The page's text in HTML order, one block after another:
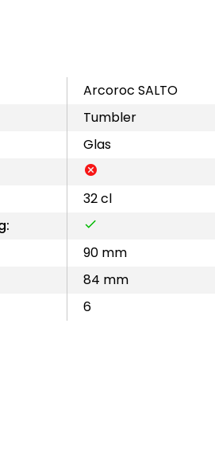
Arcoroc SALTO
Tumbler
Glas
32 cl
90 mm
84 mm
6